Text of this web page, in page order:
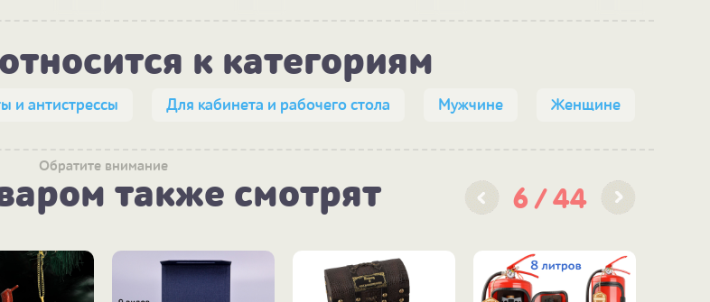
к категориям
и антистрессы Для кабинета и рабочего стола Мужчине Женщине
Обратите внимание
также смотрят 6 44